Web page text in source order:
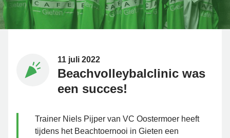
11 juli 2022
Beachvolleybalclinic was
een succes!
Trainer Niels Pijper van VC Oostermoer heeft
tijdens het Beachtoernooi in Gieten een